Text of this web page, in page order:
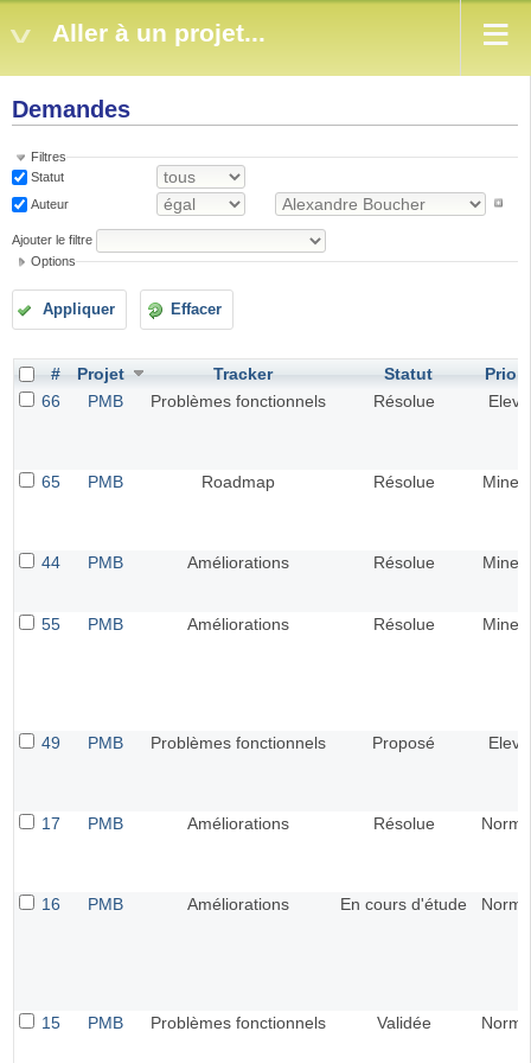
Aller à un projet...
Demandes
Filtres
Statut
Auteur
Ajouter le filtre
Options
Appliquer Effacer
# Projet Tracker Statut
66
PMB Problèmes fonctionnels Résolue Elevé
65 PMB Roadmap Résolue
44 PMB Améliorations Résolue
55 PMB Améliorations Résolue
49 PMB Problèmes fonctionnels Proposé Elevé
17 PMB Améliorations Résolue
16 PMB Améliorations En cours d'étude
15 PMB Problèmes fonctionnels Validée